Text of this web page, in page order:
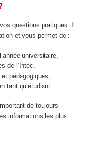
questions pratiques. Il
et vous permet de :
universitaire,
de l’Intec,
pédagogiques,
tant qu’étudiant.
de toujours
informations les plus